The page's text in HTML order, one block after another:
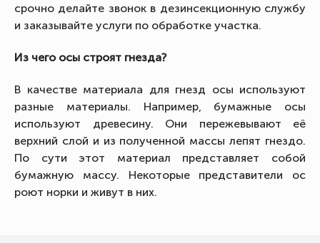
срочно делайте звонок в дезинсекционную службу
и заказывайте услуги по обработке участка.
Из чего осы строят гнезда?
В качестве материала для гнезд осы используют
разные материалы. Например, бумажные осы
используют древесину. Они пережевывают её
верхний слой и из полученной массы лепят гнездо.
По сути этот материал представляет собой
бумажную массу. Некоторые представители ос
роют норки и живут в них.